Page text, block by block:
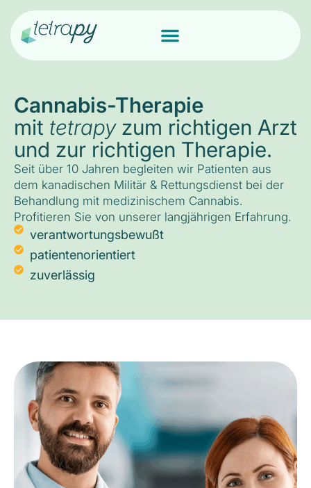
Cannabis-Therapie
mit tetrapyzum richtigen Arzt
und zur richtigen Therapie.
Seit über 10 Jahren begleiten wir Patienten aus
dem kanadischen Militär & Rettungsdienst bei der
Behandlung mit medizinischem Cannabis.
Profitieren Sie von unserer langjährigen Erfahrung.
verantwortungsbewußt
patientenorientiert
zuverlässig